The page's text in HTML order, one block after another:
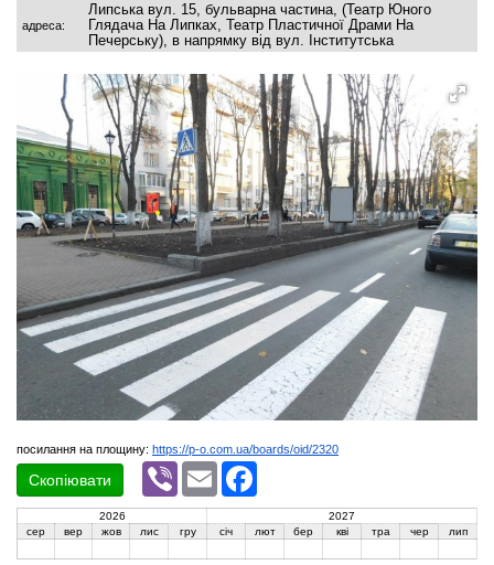
адреса:
Липська вул. 15, бульварна частина, (Театр Юного
Глядача На Липках, Театр Пластичної Драми На
Печерську), в напрямку від вул. Інститутська
посилання на площину: https://p-o.com.ua/boards/oid/2320
Скопіювати
Viber Email
2026
2027
сер
вер жов лис гру січ лют бер кві тра чер лип